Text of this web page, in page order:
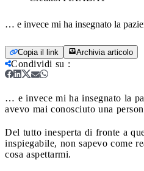
… e invece mi ha insegnato la
Copia il link Archivia articolo
Condividi su :
… e invece mi ha insegnato la
avevo mai conosciuto una
Del tutto inesperta di fronte a
inspiegabile, non sapevo come
cosa aspettarmi.